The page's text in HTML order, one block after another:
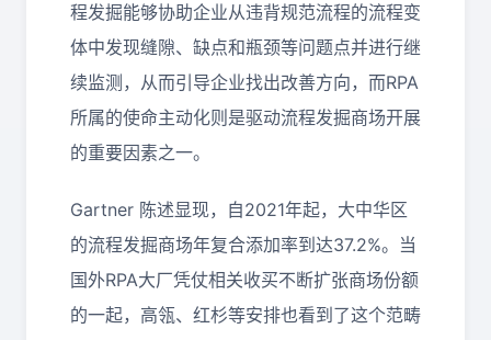
程发掘能够协助企业从违背规范流程的流程变
体中发现缝隙、缺点和瓶颈等问题点并进行继
续监测，从而引导企业找出改善方向，而RPA
所属的使命主动化则是驱动流程发掘商场开展
的重要因素之一。
Gartner 陈述显现，自2021年起，大中华区
的流程发掘商场年复合添加率到达37.2%。当
国外RPA大厂凭仗相关收买不断扩张商场份额
的一起，高瓴、红杉等安排也看到了这个范畴